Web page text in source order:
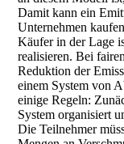
Damit kann ein
Unternehmen
Käufer in der Lage
realisieren. Bei
Reduktion der
einem System von
einige Regeln:
System organisiert
Die Teilnehmer